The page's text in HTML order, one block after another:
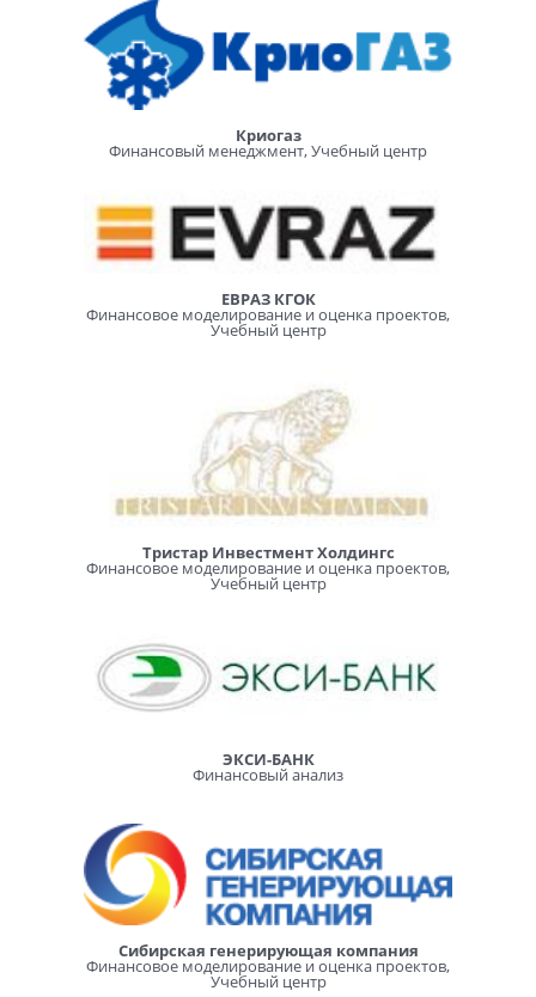
Криогаз
Финансовый менеджмент, Учебный центр
ЕВРАЗ КГОК
Финансовое моделирование и оценка проектов,
Учебный центр
Тристар Инвестмент Холдингс
Финансовое моделирование и оценка проектов,
Учебный центр
ЭКСИ-БАНК
Финансовый анализ
Сибирская генерирующая компания
Финансовое моделирование и оценка проектов,
Учебный центр